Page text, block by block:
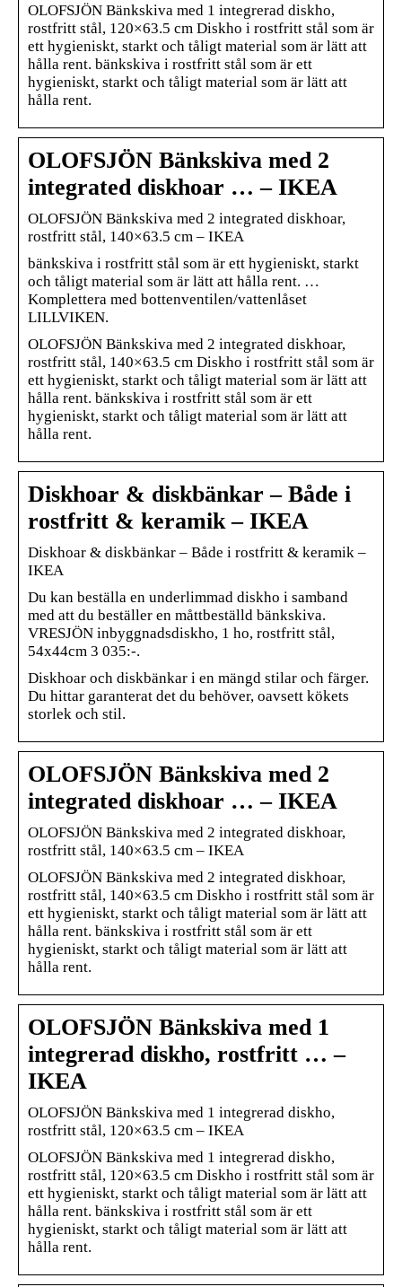
OLOFSJÖN Bänkskiva med 1 integrerad diskho,
rostfritt stål, 120×63.5 cm Diskho i rostfritt stål som är
ett hygieniskt, starkt och tåligt material som är lätt att
hålla rent. bänkskiva i rostfritt stål som är ett
hygieniskt, starkt och tåligt material som är lätt att
hålla rent.
OLOFSJÖN Bänkskiva med 2
integrated diskhoar … – IKEA
OLOFSJÖN Bänkskiva med 2 integrated diskhoar,
rostfritt stål, 140×63.5 cm – IKEA
bänkskiva i rostfritt stål som är ett hygieniskt, starkt
och tåligt material som är lätt att hålla rent. …
Komplettera med bottenventilen/vattenlåset
LILLVIKEN.
OLOFSJÖN Bänkskiva med 2 integrated diskhoar,
rostfritt stål, 140×63.5 cm Diskho i rostfritt stål som är
ett hygieniskt, starkt och tåligt material som är lätt att
hålla rent. bänkskiva i rostfritt stål som är ett
hygieniskt, starkt och tåligt material som är lätt att
hålla rent.
Diskhoar & diskbänkar – Både i
rostfritt & keramik – IKEA
Diskhoar & diskbänkar – Både i rostfritt & keramik –
IKEA
Du kan beställa en underlimmad diskho i samband
med att du beställer en måttbeställd bänkskiva.
VRESJÖN inbyggnadsdiskho, 1 ho, rostfritt stål,
54x44cm 3 035:-.
Diskhoar och diskbänkar i en mängd stilar och färger.
Du hittar garanterat det du behöver, oavsett kökets
storlek och stil.
OLOFSJÖN Bänkskiva med 2
integrated diskhoar … – IKEA
OLOFSJÖN Bänkskiva med 2 integrated diskhoar,
rostfritt stål, 140×63.5 cm – IKEA
OLOFSJÖN Bänkskiva med 2 integrated diskhoar,
rostfritt stål, 140×63.5 cm Diskho i rostfritt stål som är
ett hygieniskt, starkt och tåligt material som är lätt att
hålla rent. bänkskiva i rostfritt stål som är ett
hygieniskt, starkt och tåligt material som är lätt att
hålla rent.
OLOFSJÖN Bänkskiva med 1
integrerad diskho, rostfritt … –
IKEA
OLOFSJÖN Bänkskiva med 1 integrerad diskho,
rostfritt stål, 120×63.5 cm – IKEA
OLOFSJÖN Bänkskiva med 1 integrerad diskho,
rostfritt stål, 120×63.5 cm Diskho i rostfritt stål som är
ett hygieniskt, starkt och tåligt material som är lätt att
hålla rent. bänkskiva i rostfritt stål som är ett
hygieniskt, starkt och tåligt material som är lätt att
hålla rent.